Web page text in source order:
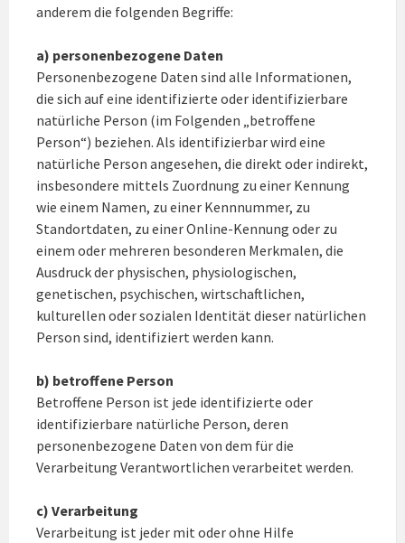
anderem die folgenden Begriffe:
a) personenbezogene Daten
Personenbezogene Daten sind alle Informationen,
die sich auf eine identifizierte oder identifizierbare
natürliche Person (im Folgenden „betroffene
Person“) beziehen. Als identifizierbar wird eine
natürliche Person angesehen, die direkt oder indirekt,
insbesondere mittels Zuordnung zu einer Kennung
wie einem Namen, zu einer Kennnummer, zu
Standortdaten, zu einer Online-Kennung oder zu
einem oder mehreren besonderen Merkmalen, die
Ausdruck der physischen, physiologischen,
genetischen, psychischen, wirtschaftlichen,
kulturellen oder sozialen Identität dieser natürlichen
Person sind, identifiziert werden kann.
b) betroffene Person
Betroffene Person ist jede identifizierte oder
identifizierbare natürliche Person, deren
personenbezogene Daten von dem für die
Verarbeitung Verantwortlichen verarbeitet werden.
c) Verarbeitung
Verarbeitung ist jeder mit oder ohne Hilfe